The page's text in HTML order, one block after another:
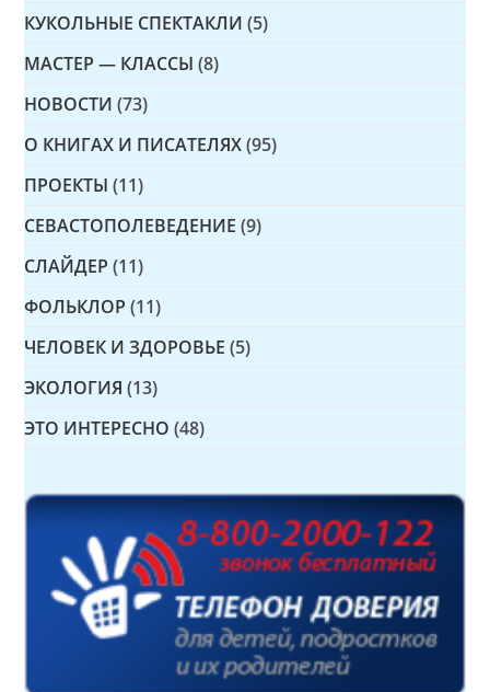
КУКОЛЬНЫЕ СПЕКТАКЛИ (5)
МАСТЕР — КЛАССЫ (8)
НОВОСТИ (73)
О КНИГАХ И ПИСАТЕЛЯХ (95)
ПРОЕКТЫ (11)
СЕВАСТОПОЛЕВЕДЕНИЕ (9)
СЛАЙДЕР (11)
ФОЛЬКЛОР (11)
ЧЕЛОВЕК И ЗДОРОВЬЕ (5)
ЭКОЛОГИЯ (13)
ЭТО ИНТЕРЕСНО (48)